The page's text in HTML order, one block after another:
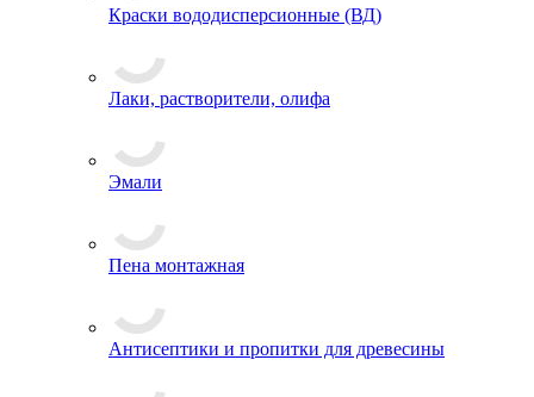
Краски вододисперсионные (ВД)
Лаки, растворители, олифа
Эмали
Пена монтажная
Антисептики и пропитки для древесины